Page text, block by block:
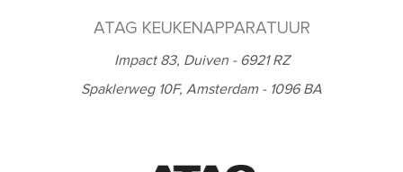
ATAG KEUKENAPPARATUUR
Impact 83, Duiven - 6921 RZ
Spaklerweg 10F, Amsterdam - 1096 BA